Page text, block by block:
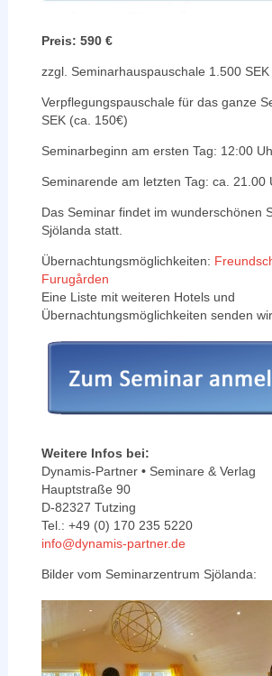
Preis: 590 €
zzgl. Seminarhauspauschale 1.500
Verpflegungspauschale für das ganze
SEK (ca. 150€)
Seminarbeginn am ersten Tag: 12:00
Seminarende am letzten Tag: ca. 21.00
Das Seminar findet im wunderschönen
Sjölanda statt.
Übernachtungsmöglichkeiten:
Furugården
Eine Liste mit weiteren Hotels und
Übernachtungsmöglichkeiten senden
Weitere Infos bei:
Dynamis-Partner • Seminare & Verlag
Hauptstraße 90
D-82327 Tutzing
Tel.: +49 (0) 170 235 5220
info@dynamis-partner.de
Bilder vom Seminarzentrum Sjölanda: